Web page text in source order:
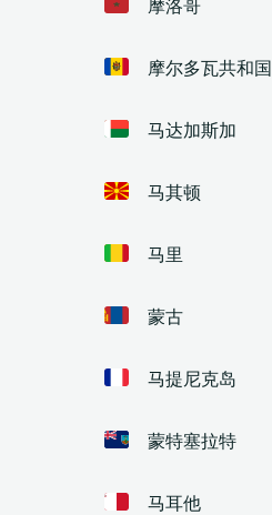
摩尔多瓦共和国
马达加斯加
马其顿
马里
蒙古
马提尼克岛
蒙特塞拉特
马耳他